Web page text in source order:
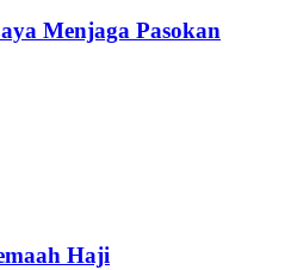
Menjaga Pasokan
Haji